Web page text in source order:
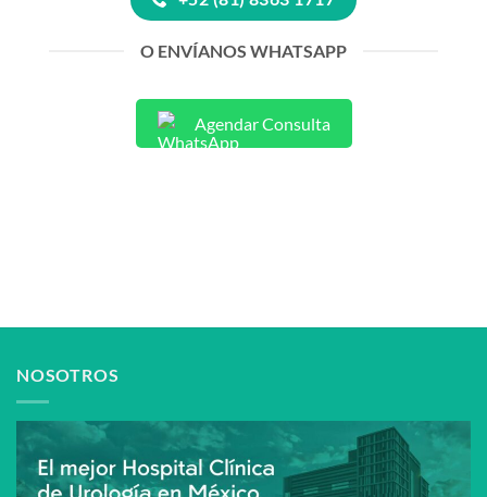
O ENVÍANOS WHATSAPP
Agendar Consulta
NOSOTROS